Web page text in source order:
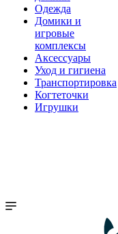
Одежда
Домики и
игровые
комплексы
Аксессуары
Уход и гигиена
Транспортировка
Когтеточки
Игрушки